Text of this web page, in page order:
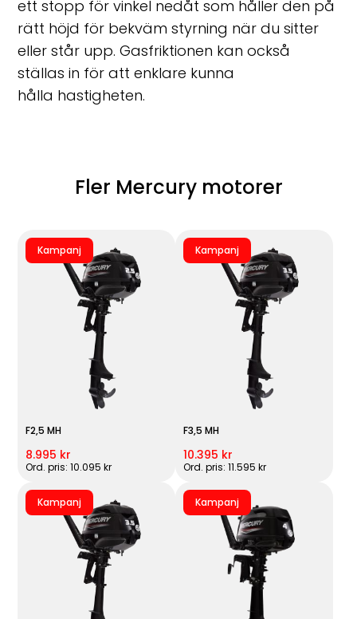
ett stopp för vinkel nedåt som håller den på
rätt höjd för bekväm styrning när du sitter
eller står upp. Gasfriktionen kan också
ställas in för att enklare kunna
hålla hastigheten.
Fler Mercury motorer
Kampanj
F2,5 MH
8.995 kr
Ord. pris: 10.095 kr
Kampanj
F3,5 MH
10.395 kr
Ord. pris: 11.595 kr
Kampanj Kampanj